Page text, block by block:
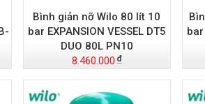
Bình giản nỡ Wilo 80 lít 10
bar EXPANSION VESSEL DT5
DUO 80L PN10
8.460.000
bar